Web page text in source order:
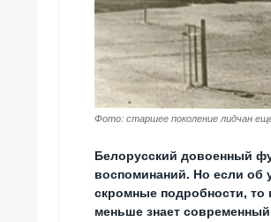
Фото: старшее поколение лидчан
Белорусский довоенный
воспоминаний. Но если об
скромные подробности,
меньше знает